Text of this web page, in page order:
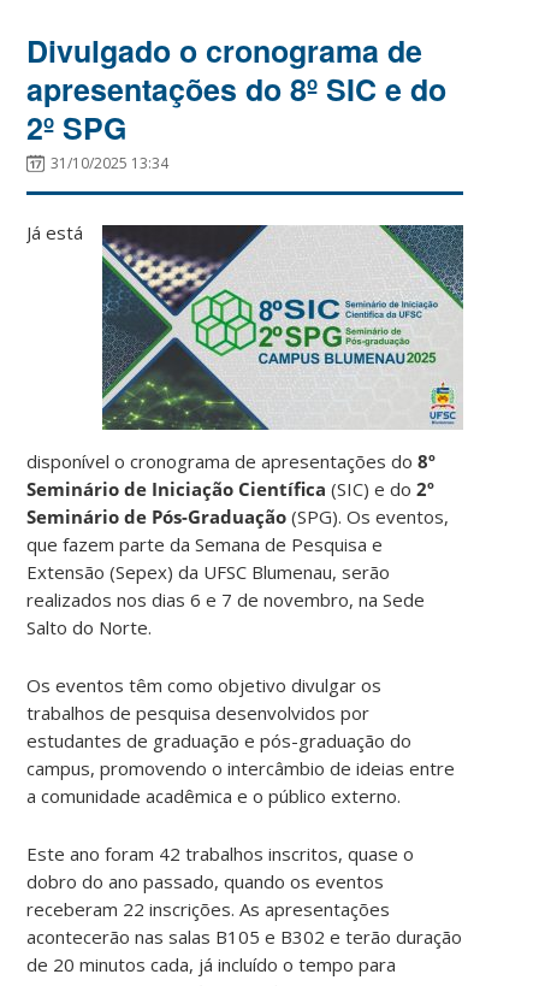
Divulgado o cronograma de
apresentações do 8º SIC e do
2º SPG
31/10/2025 13:34
Já está
disponível o cronograma de apresentações do8º
Seminário de Iniciação Científica (SIC) e do2º
Seminário de Pós-Graduação (SPG). Os eventos,
que fazem parte da Semana de Pesquisa e
Extensão (Sepex) da UFSC Blumenau, serão
realizados nos dias 6 e 7 de novembro, na Sede
Salto do Norte.
Os eventos têm como objetivo divulgar os
trabalhos de pesquisa desenvolvidos por
estudantes de graduação e pós-graduação do
campus, promovendo o intercâmbio de ideias entre
a comunidade acadêmica e o público externo.
Este ano foram 42 trabalhos inscritos, quase o
dobro do ano passado, quando os eventos
receberam 22 inscrições. As apresentações
acontecerão nas salas B105 e B302 e terão duração
de 20 minutos cada, já incluído o tempo para